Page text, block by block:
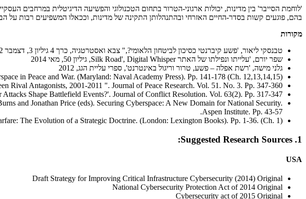
'לוחמת הסייבר' בין מדינות, יכולות ארגוני-הטרור בתחום הטכנולוגי והפשיעה הדיגיטלית במרחבים
בהם, פוגעים קשות בסדר-החיים האזרחי ובהתנהלותן התקינה של מדינות, וככאלו המשפיעים רבות על
מקורות
טבנסקי ליאור, 'פשע קיברנטי כסיכון לביטחון הלאומי?," צבא ואסטרטגיה, כרך 4 גיליון 3, דצמבר 2012
שפר יורם, 'עלייתו ונפילתו של האתר Silk Road', Digital Whisper, גיליון 50, מאי 2014
גלני מישה, 'רשת אפלה – פשע, טרור וריגול באינטרנט', ספרי עליית הגג, 2012
in Peace and War. (Maryland: Naval Academy Press). Pp. 141-178 (Ch. 12,13,14,15).
Antagonists, 2001-2011 ". Journal of Peace Research. Vol. 51. No. 3. Pp. 347-360.
Shape Battlefield Events?'. Journal of Conflict Resolution. Vol. 63(2). Pp. 317-347.
and Jonathan Price (eds). Securing Cyberspace: A New Domain for National Security.
Aspen Institute. Pp. 43-57.
The Evolution of a Strategic Doctrine. (London: Lexington Books). Pp. 1-36. (Ch. 1).
1. Suggested Research Sources:
USA
Draft Strategy for Improving Critical Infrastructure Cybersecurity (2014) Original
National Cybersecurity Protection Act of 2014 Original
Cybersecurity act of 2015 Original